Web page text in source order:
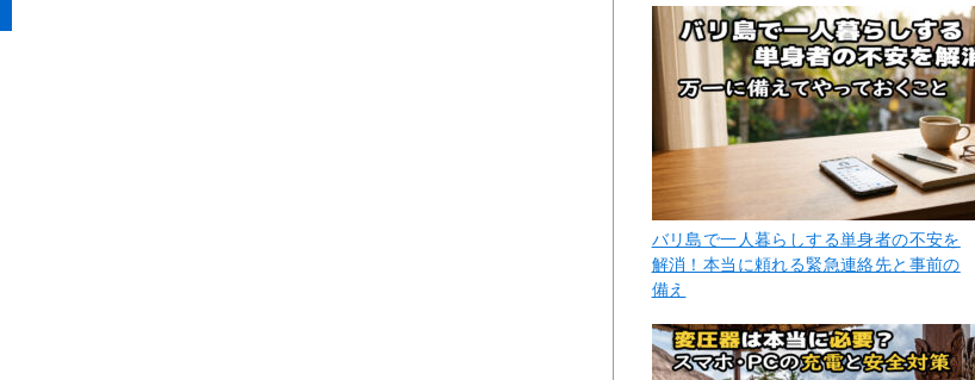
バリ島で一人暮らしする単身者の不安を
解消！本当に頼れる緊急連絡先と事前の
備え